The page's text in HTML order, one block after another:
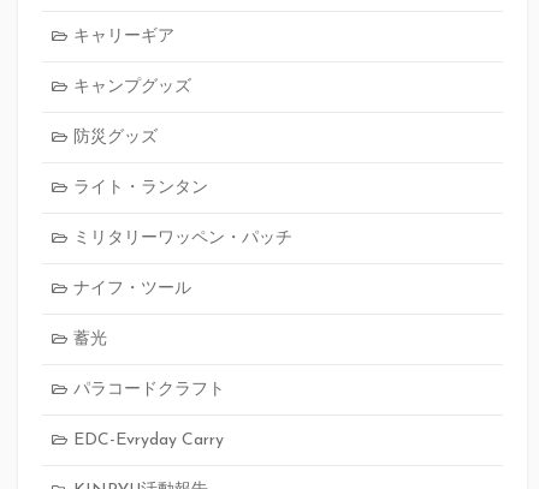
キャリーギア
キャンプグッズ
防災グッズ
ライト・ランタン
ミリタリーワッペン・パッチ
ナイフ・ツール
蓄光
パラコードクラフト
EDC-Evryday Carry